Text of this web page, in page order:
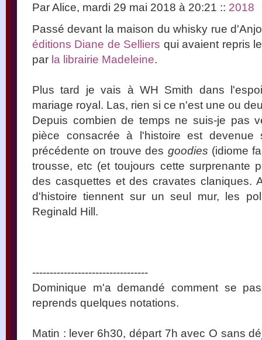
Par Alice, mardi 29 mai 2018 à 20:21 :: 2018
Passé devant la maison du whisky rue
éditions Diane de Selliers qui avaient repris
par la librairie Madeleine.
Plus tard je vais à WH Smith dans
mariage royal. Las, rien si ce n'est une ou
Depuis combien de temps ne suis-je pas
pièce consacrée à l'histoire est
précédente on trouve des goodies (idiome
trousse, etc (et toujours cette surprenante
des casquettes et des cravates claniques.
d'histoire tiennent sur un seul mur, les
Reginald Hill.
---------------------------------
Dominique m'a demandé comment se
reprends quelques notations.
Matin : lever 6h30, départ 7h avec O sans